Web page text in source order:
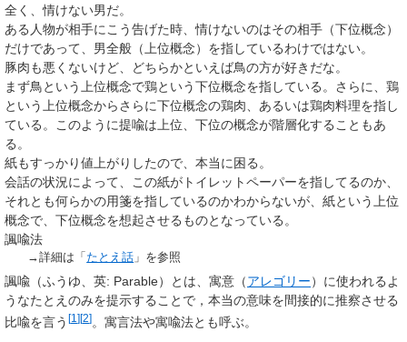
全く、情けない男だ。
ある人物が相手にこう告げた時、情けないのはその相手（下位概念）
だけであって、男全般（上位概念）を指しているわけではない。
豚肉も悪くないけど、どちらかといえば鳥の方が好きだな。
まず鳥という上位概念で鶏という下位概念を指している。さらに、鶏
という上位概念からさらに下位概念の鶏肉、あるいは鶏肉料理を指し
ている。このように提喩は上位、下位の概念が階層化することもあ
る。
紙もすっかり値上がりしたので、本当に困る。
会話の状況によって、この紙がトイレットペーパーを指してるのか、
それとも何らかの用箋を指しているのかわからないが、紙という上位
概念で、下位概念を想起させるものとなっている。
諷喩法
→詳細は「 たとえ話 」を参照
諷喩 （ふうゆ、英: Parable）とは、寓意（アレゴリー）に使われるよ
うなたとえのみを提示することで，本当の意味を間接的に推察させる
比喩を言う [1 ][2]。 寓言法や寓喩法とも呼ぶ。